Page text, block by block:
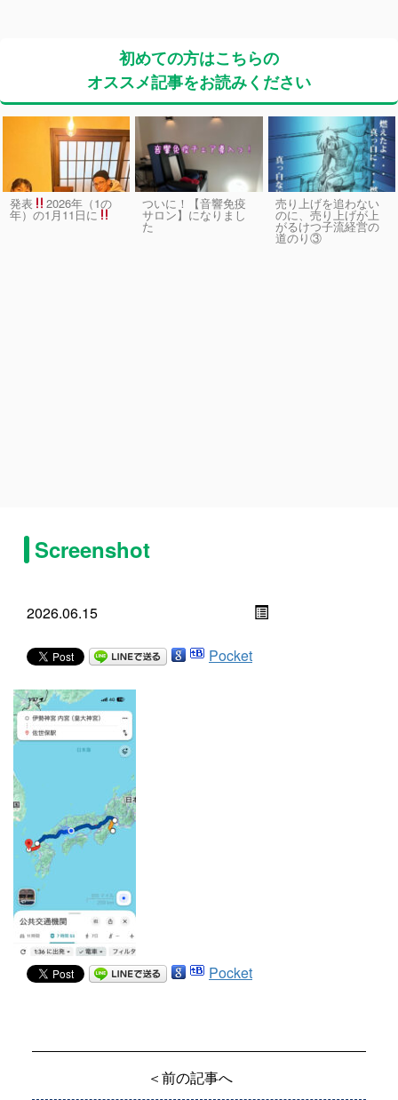
初めての方はこちらの
オススメ記事をお読みください
発表 2026年（1の
年）の1月11日に
ついに！【音響免疫
サロン】になりまし
た
売り上げを追わない
のに、売り上げが上
がるけつ子流経営の
道のり③
Screenshot
2026.06.15
Pocket
Pocket
＜前の記事へ